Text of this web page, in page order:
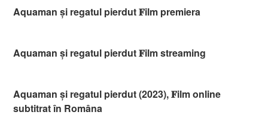
Aquaman și regatul pierdut 𝐅ilm premiera
Aquaman și regatul pierdut 𝐅ilm streaming
Aquaman și regatul pierdut (2023), 𝐅ilm online
subtitrat în Româna